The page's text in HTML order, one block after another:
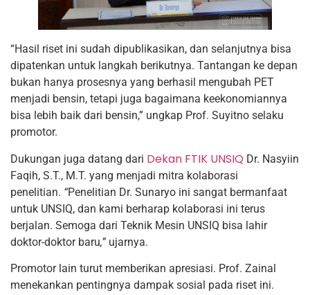
“Hasil riset ini sudah dipublikasikan, dan selanjutnya bisa
dipatenkan untuk langkah berikutnya. Tantangan ke depan
bukan hanya prosesnya yang berhasil mengubah PET
menjadi bensin, tetapi juga bagaimana keekonomiannya
bisa lebih baik dari bensin,” ungkap Prof. Suyitno selaku
promotor.
Dukungan juga datang dari Dekan FTIK UNSIQ Dr. Nasyiin
Faqih, S.T., M.T. yang menjadi mitra kolaborasi
penelitian. “Penelitian Dr. Sunaryo ini sangat bermanfaat
untuk UNSIQ, dan kami berharap kolaborasi ini terus
berjalan. Semoga dari Teknik Mesin UNSIQ bisa lahir
doktor-doktor baru,” ujarnya.
Promotor lain turut memberikan apresiasi. Prof. Zainal
menekankan pentingnya dampak sosial pada riset ini.